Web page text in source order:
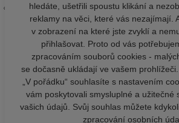
hledáte, ušetřili spoustu klikání a
reklamy na věci, které vás nezajímají.
v zobrazení na které jste zvyklí a
přihlašovat. Proto od vás
zpracováním souborů cookies -
se dočasně ukládají ve vašem
„V pořádku“ souhlasíte s nastavením
vám poskytovali smysluplné a užitečné
vašich údajů. Svůj souhlas můžete
zpracování osobních